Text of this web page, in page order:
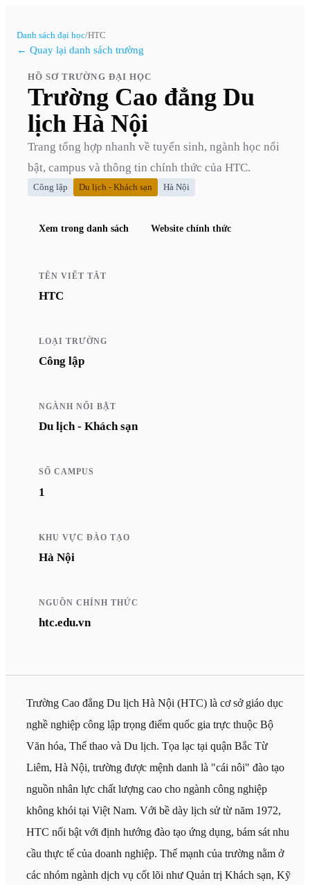
Danh sách đại học/HTC
← Quay lại danh sách trường
HỒ SƠ TRƯỜNG ĐẠI HỌC
Trường Cao đẳng Du
lịch Hà Nội
Trang tổng hợp nhanh về tuyển sinh, ngành học nổi
bật, campus và thông tin chính thức của HTC.
Công lập Du lịch - Khách sạn Hà Nội
Xem trong danh sách Website chính thức
TÊN VIẾT TẮT
HTC
LOẠI TRƯỜNG
Công lập
NGÀNH NỔI BẬT
Du lịch - Khách sạn
SỐ CAMPUS
1
KHU VỰC ĐÀO TẠO
Hà Nội
NGUỒN CHÍNH THỨC
htc.edu.vn
Trường Cao đẳng Du lịch Hà Nội (HTC) là cơ sở giáo dục
nghề nghiệp công lập trọng điểm quốc gia trực thuộc Bộ
Văn hóa, Thể thao và Du lịch. Tọa lạc tại quận Bắc Từ
Liêm, Hà Nội, trường được mệnh danh là "cái nôi" đào tạo
nguồn nhân lực chất lượng cao cho ngành công nghiệp
không khói tại Việt Nam. Với bề dày lịch sử từ năm 1972,
HTC nổi bật với định hướng đào tạo ứng dụng, bám sát nhu
cầu thực tế của doanh nghiệp. Thế mạnh của trường nằm ở
các nhóm ngành dịch vụ cốt lõi như Quản trị Khách sạn, Kỹ